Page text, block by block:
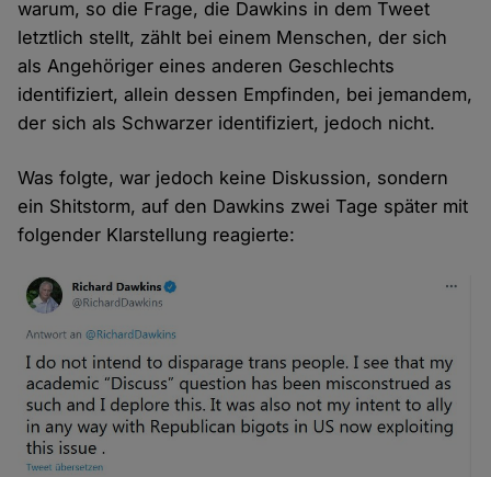
warum, so die Frage, die Dawkins in dem Tweet
letztlich stellt, zählt bei einem Menschen, der sich
als Angehöriger eines anderen Geschlechts
identifiziert, allein dessen Empfinden, bei jemandem,
der sich als Schwarzer identifiziert, jedoch nicht.
Was folgte, war jedoch keine Diskussion, sondern
ein Shitstorm, auf den Dawkins zwei Tage später mit
folgender Klarstellung reagierte: